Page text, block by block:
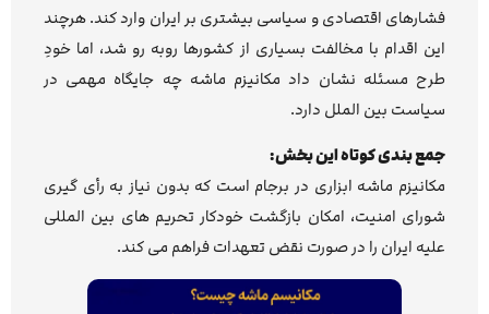
فشارهای اقتصادی و سیاسی بیشتری بر ایران وارد کند. هرچند
این اقدام با مخالفت بسیاری از کشورها روبه رو شد، اما خودِ
طرح مسئله نشان داد مکانیزم ماشه چه جایگاه مهمی در
سیاست بین الملل دارد.
جمع بندی کوتاه این بخش:
مکانیزم ماشه ابزاری در برجام است که بدون نیاز به رأی گیری
شورای امنیت، امکان بازگشت خودکار تحریم های بین المللی
علیه ایران را در صورت نقض تعهدات فراهم می کند.